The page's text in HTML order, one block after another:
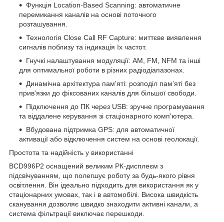
Функція Location-Based Scanning: автоматичне
перемикання каналів на основі поточного
розташування.
Технологія Close Call RF Capture: миттєве виявлення
сигналів поблизу та індикація їх частот.
Гнучкі налаштування модуляції: AM, FM, NFM та інші
для оптимальної роботи в різних радіодіапазонах.
Динамічна архітектура пам'яті: розподіл пам'яті без
прив'язки до фіксованих каналів для більшої свободи.
Підключення до ПК через USB: зручне програмування
та віддалене керування зі стаціонарного комп'ютера.
Вбудована підтримка GPS: для автоматичної
активації або відключення систем на основі геолокації.
Простота та надійність у використанні
BCD996P2 оснащений великим РК-дисплеєм з
підсвічуванням, що полегшує роботу за будь-якого рівня
освітлення. Він ідеально підходить для використання як у
стаціонарних умовах, так і в автомобілі. Висока швидкість
сканування дозволяє швидко знаходити активні канали, а
система фільтрації виключає перешкоди.